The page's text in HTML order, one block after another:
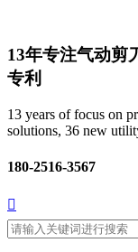
13年专注气动剪
专利
13 years of focus on
solutions, 36 new
180-2516-3567
